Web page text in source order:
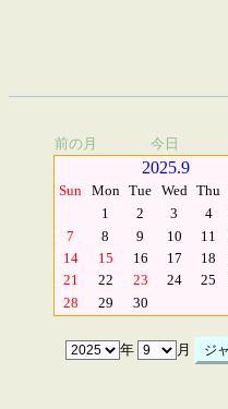
前の月 今日
2025.9
Sun Mon Tue Wed Thu
1
2 3 4
7
8 9 10 11
14
15 16 17 18
21
22 23 24 25
28
29 30
年 月